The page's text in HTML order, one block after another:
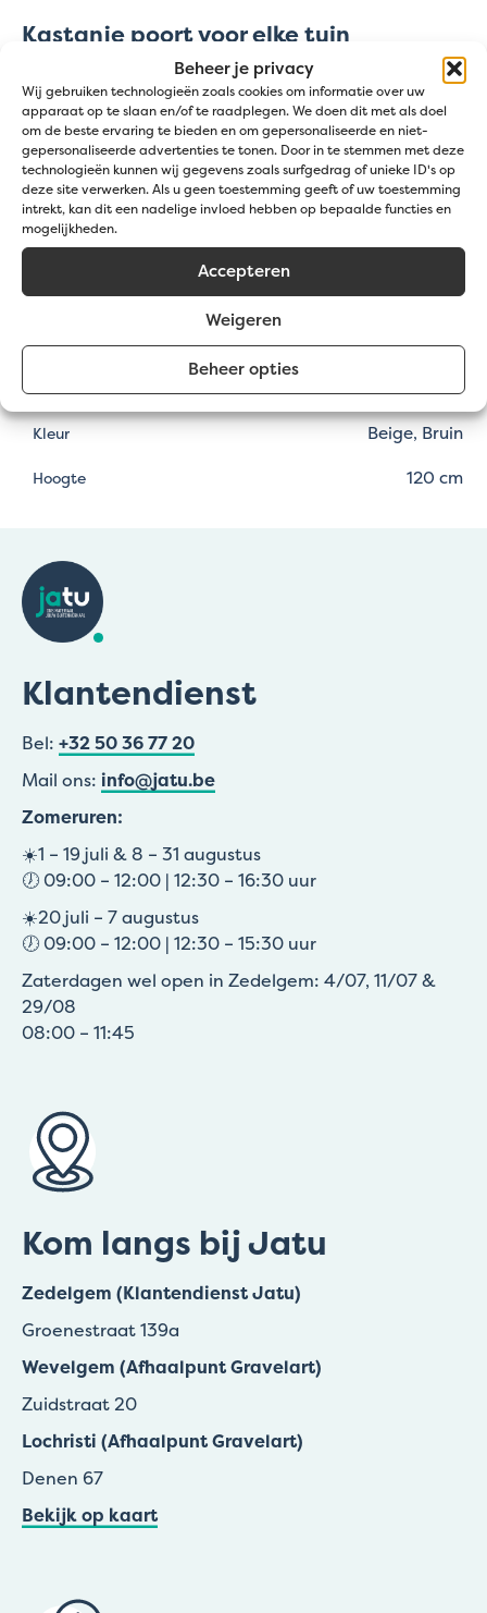
Beheer je privacy
Wij gebruiken technologieën zoals cookies om informatie over uw
apparaat op te slaan en/of te raadplegen. We doen dit met als doel
om de beste ervaring te bieden en om gepersonaliseerde en niet-
gepersonaliseerde advertenties te tonen. Door in te stemmen met deze
technologieën kunnen wij gegevens zoals surfgedrag of unieke ID's op
deze site verwerken. Als u geen toestemming geeft of uw toestemming
intrekt, kan dit een nadelige invloed hebben op bepaalde functies en
mogelijkheden.
Accepteren
Weigeren
Beheer opties
Kastanje poort voor elke tuin
Of je nu een grote tuin hebt of een kleiner
buitengebied, onze kastanje poort is flexibel en
eenvoudig te installeren, geschikt voor elke
tuinindeling. Creëer een veilige toegang voor
kinderen, bescherm je bloemen en planten, of geef
je tuin gewoon een mooie, afgewerkte look met
deze natuurlijke poort.
Specificaties
Kastanje hout en gegalvaniseerd
staal
Kleur Beige, Bruin
Hoogte 120 cm
Klantendienst
Bel: +32 50 36 77 20
Mail ons: info@jatu.be
Zomeruren:
☀️1 – 19 juli & 8 – 31 augustus
🕖 09:00 – 12:00 | 12:30 – 16:30 uur
☀️20 juli – 7 augustus
🕖 09:00 – 12:00 | 12:30 – 15:30 uur
Zaterdagen wel open in Zedelgem: 4/07, 11/07 &
29/08
08:00 – 11:45
Kom langs bij Jatu
Zedelgem (Klantendienst Jatu)
Groenestraat 139a
Wevelgem (Afhaalpunt Gravelart)
Zuidstraat 20
Lochristi (Afhaalpunt Gravelart)
Denen 67
Bekijk op kaart